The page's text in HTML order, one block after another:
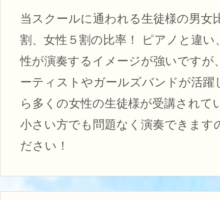
当スクールに通われる生徒様の男女
割、女性５割の比率！ ピアノと違い
性が演奏するイメージが強いですが
ーティストやガールズバンドが活躍
ら多くの女性の生徒様が受講されて
小さい方でも問題なく演奏できます
ださい！